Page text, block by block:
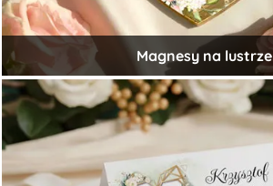
Magnesy na lustrze